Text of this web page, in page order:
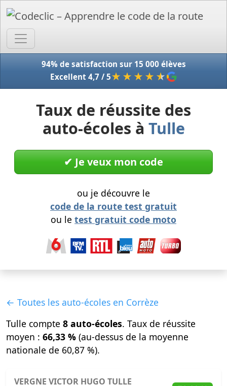
94% de satisfaction sur 15 000 élèves
Excellent 4,7 / 5★★★★ ★
Taux de réussite des
auto-écoles à Tulle
✔︎ Je veux mon code
ou je découvre le
code de la route test gratuit
ou le test gratuit code moto
← Toutes les auto-écoles en Corrèze
Tulle compte 8 auto-écoles. Taux de réussite
moyen : 66,33 % (au-dessus de la moyenne
nationale de 60,87 %).
VERGNE VICTOR HUGO TULLE